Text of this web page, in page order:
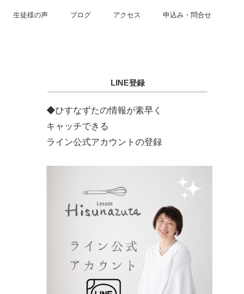
生徒様の声 ブログ アクセス 申込み・問合せ
LINE登録
◆ひすなずたの情報が素早く
キャッチできる
ライン公式アカウントの登録